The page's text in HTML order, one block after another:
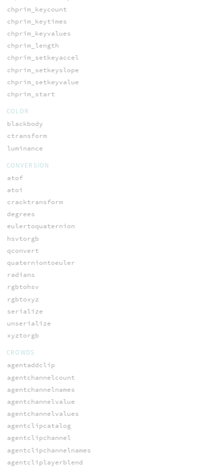
chprim_keycount
chprim_keytimes
chprim_keyvalues
chprim_length
chprim_setkeyaccel
chprim_setkeyslope
chprim_setkeyvalue
chprim_start
COLOR
blackbody
ctransform
luminance
CONVERSION
atof
atoi
cracktransform
degrees
eulertoquaternion
hsvtorgb
qconvert
quaterniontoeuler
radians
rgbtohsv
rgbtoxyz
serialize
unserialize
xyztorgb
CROWDS
agentaddclip
agentchannelcount
agentchannelnames
agentchannelvalue
agentchannelvalues
agentclipcatalog
agentclipchannel
agentclipchannelnames
agentcliplayerblend